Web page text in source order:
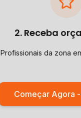
2. Receba
Profissionais da zona
Começar Agora -